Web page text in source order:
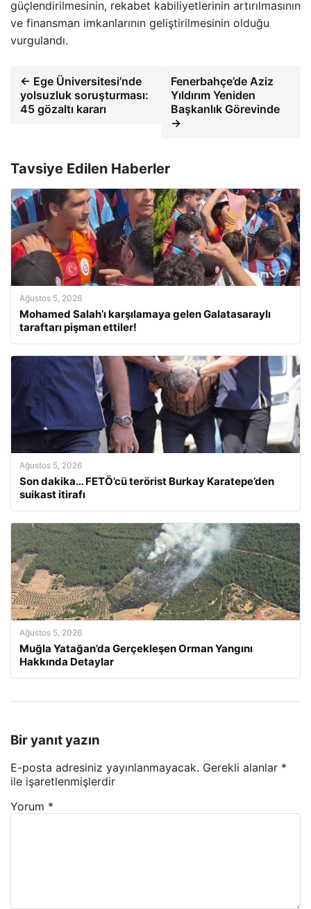
güçlendirilmesinin, rekabet kabiliyetlerinin artırılmasının
ve finansman imkanlarının geliştirilmesinin olduğu
vurgulandı.
← Ege Üniversitesi’nde
yolsuzluk soruşturması:
45 gözaltı kararı
Fenerbahçe’de Aziz
Yıldırım Yeniden
Başkanlık Görevinde
→
Tavsiye Edilen Haberler
Ağustos 5, 2026
Mohamed Salah’ı karşılamaya gelen Galatasaraylı
taraftarı pişman ettiler!
Ağustos 5, 2026
Son dakika… FETÖ’cü terörist Burkay Karatepe’den
suikast itirafı
Ağustos 5, 2026
Muğla Yatağan’da Gerçekleşen Orman Yangını
Hakkında Detaylar
Bir yanıt yazın
E-posta adresiniz yayınlanmayacak. Gerekli alanlar *
ile işaretlenmişlerdir
Yorum *